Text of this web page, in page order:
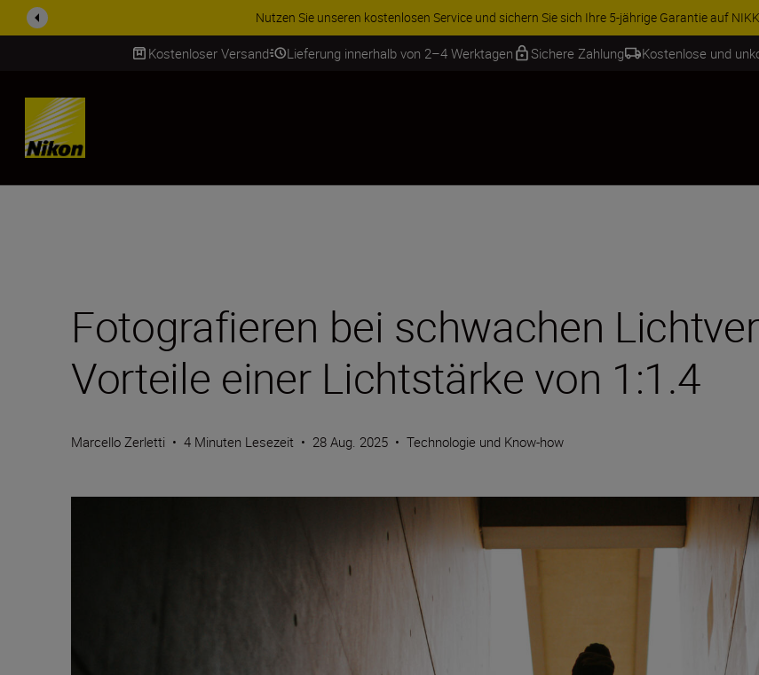
ZUBEHÖR IM ANGEBOT | Sparen Sie 15 % auf ausgewähltes Zubehör und vervollständigen
Kostenloser Versand Lieferung innerhalb von 2–4 Werktagen Sichere Zahlung Kostenlose und
SKIP
Fotografieren bei schwachen
Vorteile einer Lichtstärke von 1:1.4
Marcello Zerletti • 4 Minuten Lesezeit • 28 Aug. 2025 • Technologie und Know-how